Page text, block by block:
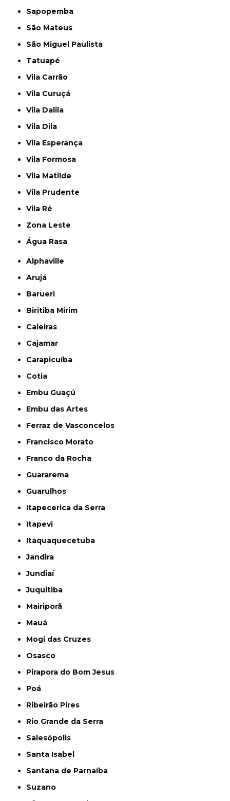
Sapopemba
São Mateus
São Miguel Paulista
Tatuapé
Vila Carrão
Vila Curuçá
Vila Dalila
Vila Dila
Vila Esperança
Vila Formosa
Vila Matilde
Vila Prudente
Vila Ré
Zona Leste
Água Rasa
Alphaville
Arujá
Barueri
Biritiba Mirim
Caieiras
Cajamar
Carapicuíba
Cotia
Embu Guaçú
Embu das Artes
Ferraz de Vasconcelos
Francisco Morato
Franco da Rocha
Guararema
Guarulhos
Itapecerica da Serra
Itapevi
Itaquaquecetuba
Jandira
Jundiaí
Juquitiba
Mairiporã
Mauá
Mogi das Cruzes
Osasco
Pirapora do Bom Jesus
Poá
Ribeirão Pires
Rio Grande da Serra
Salesópolis
Santa Isabel
Santana de Parnaíba
Suzano